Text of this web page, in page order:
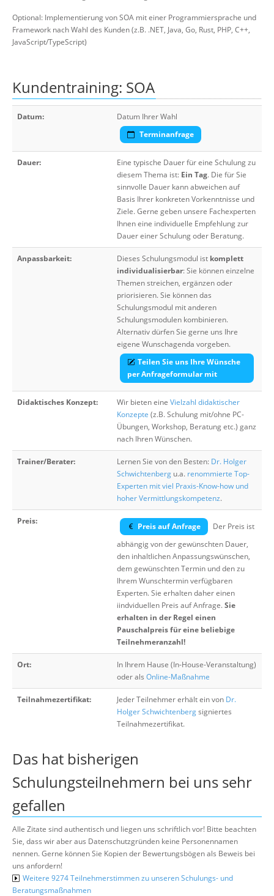
Optional: Implementierung von SOA mit einer Programmiersprache und
Framework nach Wahl des Kunden (z.B. .NET, Java, Go, Rust, PHP, C++,
JavaScript/TypeScript)
Kundentraining: SOA
Datum:
Datum Ihrer Wahl
Terminanfrage
Dauer:
Eine typische Dauer für eine Schulung zu
diesem Thema ist: Ein Tag. Die für Sie
sinnvolle Dauer kann abweichen auf
Basis Ihrer konkreten Vorkenntnisse und
Ziele. Gerne geben unsere Fachexperten
Ihnen eine individuelle Empfehlung zur
Dauer einer Schulung oder Beratung.
Anpassbarkeit: Dieses Schulungsmodul ist komplett
individualisierbar: Sie können einzelne
Themen streichen, ergänzen oder
priorisieren. Sie können das
Schulungsmodul mit anderen
Schulungsmodulen kombinieren.
Alternativ dürfen Sie gerne uns Ihre
eigene Wunschagenda vorgeben.
Teilen Sie uns Ihre Wünsche
per Anfrageformular mit
Didaktisches Konzept: Wir bieten eine Vielzahl didaktischer
Konzepte (z.B. Schulung mit/ohne PC-
Übungen, Workshop, Beratung etc.) ganz
nach Ihren Wünschen.
Trainer/Berater: Lernen Sie von den Besten: Dr. Holger
Schwichtenberg u.a. renommierte Top-
Experten mit viel Praxis-Know-how und
hoher Vermittlungskompetenz.
Preis:
Preis auf Anfrage
Der Preis ist
abhängig von der gewünschten Dauer,
den inhaltlichen Anpassungswünschen,
dem gewünschten Termin und den zu
Ihrem Wunschtermin verfügbaren
Experten. Sie erhalten daher einen
iindviduellen Preis auf Anfrage.Sie
erhalten in der Regel einen
Pauschalpreis für eine beliebige
Teilnehmeranzahl!
Ort:
In Ihrem Hause (In-House-Veranstaltung)
oder als Online-Maßnahme
Teilnahmezertifikat: Jeder Teilnehmer erhält ein von Dr.
Holger Schwichtenbergsigniertes
Teilnahmezertifikat.
Das hat bisherigen
Schulungsteilnehmern bei uns sehr
gefallen
Alle Zitate sind authentisch und liegen uns schriftlich vor! Bitte beachten
Sie, dass wir aber aus Datenschutzgründen keine Personennamen
nennen. Gerne können Sie Kopien der Bewertungsbögen als Beweis bei
uns anfordern!
Weitere 9274 Teilnehmerstimmen zu unseren Schulungs- und
Beratungsmaßnahmen